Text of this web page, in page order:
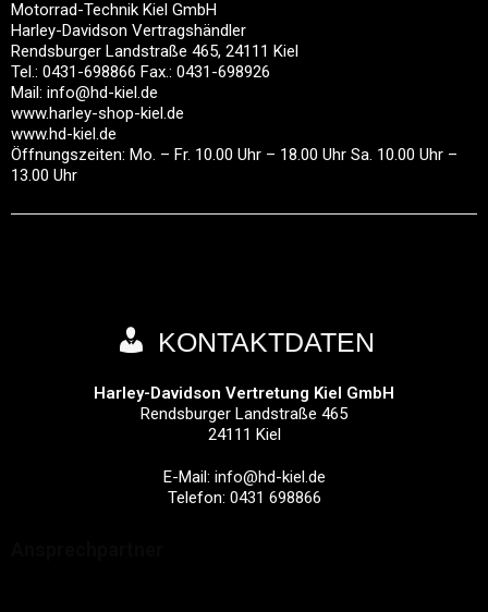
Motorrad-Technik Kiel GmbH
Harley-Davidson Vertragshändler
Rendsburger Landstraße 465, 24111 Kiel
Tel.: 0431-698866 Fax.: 0431-698926
Mail: info@hd-kiel.de
www.harley-shop-kiel.de
www.hd-kiel.de
Öffnungszeiten: Mo. – Fr. 10.00 Uhr – 18.00 Uhr Sa. 10.00 Uhr –
13.00 Uhr
KONTAKTDATEN
Harley-Davidson Vertretung Kiel GmbH
Rendsburger Landstraße 465
24111 Kiel
E-Mail: info@hd-kiel.de
Telefon: 0431 698866